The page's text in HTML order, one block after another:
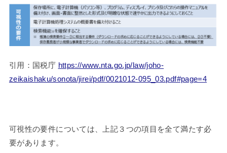
引用：国税庁 https://www.nta.go.jp/law/joho-
zeikaishaku/sonota/jirei/pdf/0021012-095_03.pdf#page=4
可視性の要件については、上記３つの項目を全て満たす必
要があります。